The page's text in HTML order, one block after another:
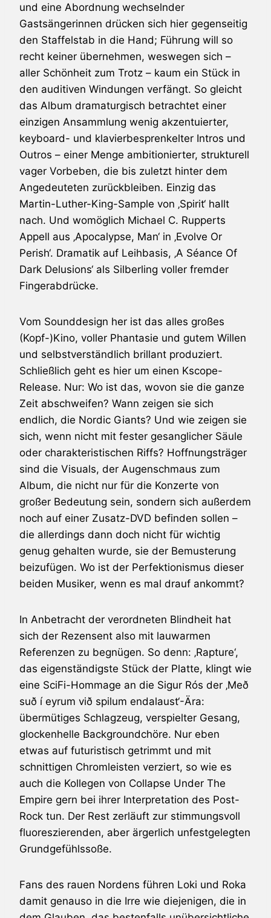
und eine Abordnung wechselnder
Gastsängerinnen drücken sich hier gegenseitig
den Staffelstab in die Hand; Führung will so
recht keiner übernehmen, weswegen sich –
aller Schönheit zum Trotz – kaum ein Stück in
den auditiven Windungen verfängt. So gleicht
das Album dramaturgisch betrachtet einer
einzigen Ansammlung wenig akzentuierter,
keyboard- und klavierbesprenkelter Intros und
Outros – einer Menge ambitionierter, strukturell
vager Vorbeben, die bis zuletzt hinter dem
Angedeuteten zurückbleiben. Einzig das
Martin-Luther-King-Sample von ‚Spirit‘ hallt
nach. Und womöglich Michael C. Rupperts
Appell aus ‚Apocalypse, Man‘ in ‚Evolve Or
Perish‘. Dramatik auf Leihbasis, ‚A Séance Of
Dark Delusions‘ als Silberling voller fremder
Fingerabdrücke.
Vom Sounddesign her ist das alles großes
(Kopf-)Kino, voller Phantasie und gutem Willen
und selbstverständlich brillant produziert.
Schließlich geht es hier um einen Kscope-
Release. Nur: Wo ist das, wovon sie die ganze
Zeit abschweifen? Wann zeigen sie sich
endlich, die Nordic Giants? Und wie zeigen sie
sich, wenn nicht mit fester gesanglicher Säule
oder charakteristischen Riffs? Hoffnungsträger
sind die Visuals, der Augenschmaus zum
Album, die nicht nur für die Konzerte von
großer Bedeutung sein, sondern sich außerdem
noch auf einer Zusatz-DVD befinden sollen –
die allerdings dann doch nicht für wichtig
genug gehalten wurde, sie der Bemusterung
beizufügen. Wo ist der Perfektionismus dieser
beiden Musiker, wenn es mal drauf ankommt?
In Anbetracht der verordneten Blindheit hat
sich der Rezensent also mit lauwarmen
Referenzen zu begnügen. So denn: ‚Rapture‘,
das eigenständigste Stück der Platte, klingt wie
eine SciFi-Hommage an die Sigur Rós der ‚Með
suð í eyrum við spilum endalaust‘-Ära:
übermütiges Schlagzeug, verspielter Gesang,
glockenhelle Backgroundchöre. Nur eben
etwas auf futuristisch getrimmt und mit
schnittigen Chromleisten verziert, so wie es
auch die Kollegen von Collapse Under The
Empire gern bei ihrer Interpretation des Post-
Rock tun. Der Rest zerläuft zur stimmungsvoll
fluoreszierenden, aber ärgerlich unfestgelegten
Grundgefühlssoße.
Fans des rauen Nordens führen Loki und Roka
damit genauso in die Irre wie diejenigen, die in